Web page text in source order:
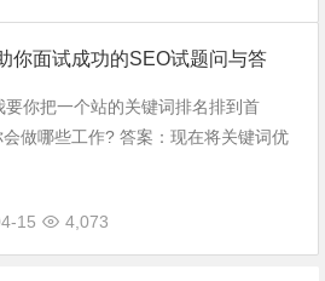
你面试成功的SEO试题问与答
要你把一个站的关键词排名排到首
会做哪些工作? 答案：现在将关键词优
名会更靠前一些，因此，...
15 4,073